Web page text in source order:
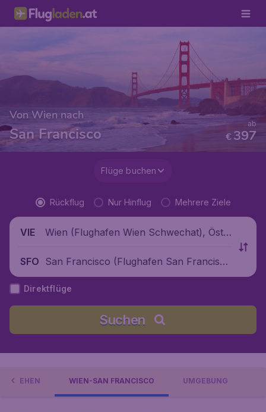
Von Wien nach
San Francisco €397
ab
Flüge buchen
Rückflug Nur Hinflug Mehrere Ziele
VIE
Wien (Flughafen Wien Schwechat), Öste
SFO San Francisco (Flughafen San Francisc
o), Vereinigte Staaten
Direktflüge
Suchen
WIEN-SAN FRANCISCO UMGEBUNG